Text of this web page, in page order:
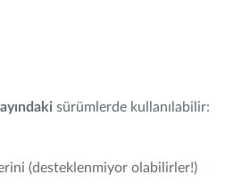
sürümlerde kullanılabilir:
(desteklenmiyor olabilirler!)